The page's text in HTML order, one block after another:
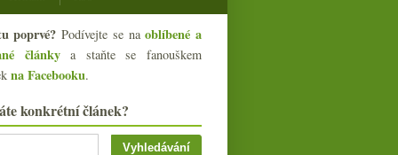
poprvé? Podívejte se naoblíbené a
článkya staňte se fanouškem
na Facebooku.
konkrétní článek?